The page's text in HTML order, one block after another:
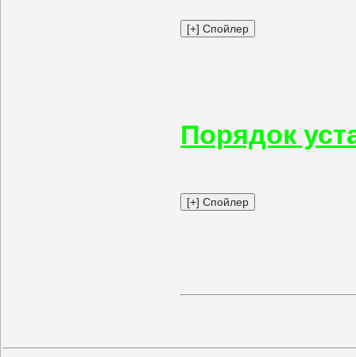
Порядок